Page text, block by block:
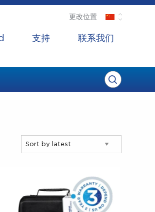
更改位置
支持 联系我们